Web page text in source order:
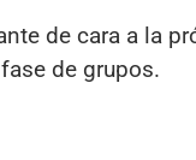
de cara a la
de grupos.